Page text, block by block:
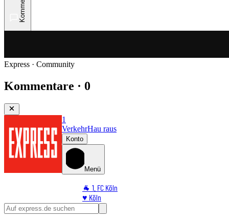
Express · Community
Kommentare · 0
1
VerkehrHau raus
Konto
Menü
🐐 1. FC Köln
♥️ Köln
⭐ Promi